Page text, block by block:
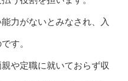
力がないとみなされ、入
す。
や定職に就いておらず収